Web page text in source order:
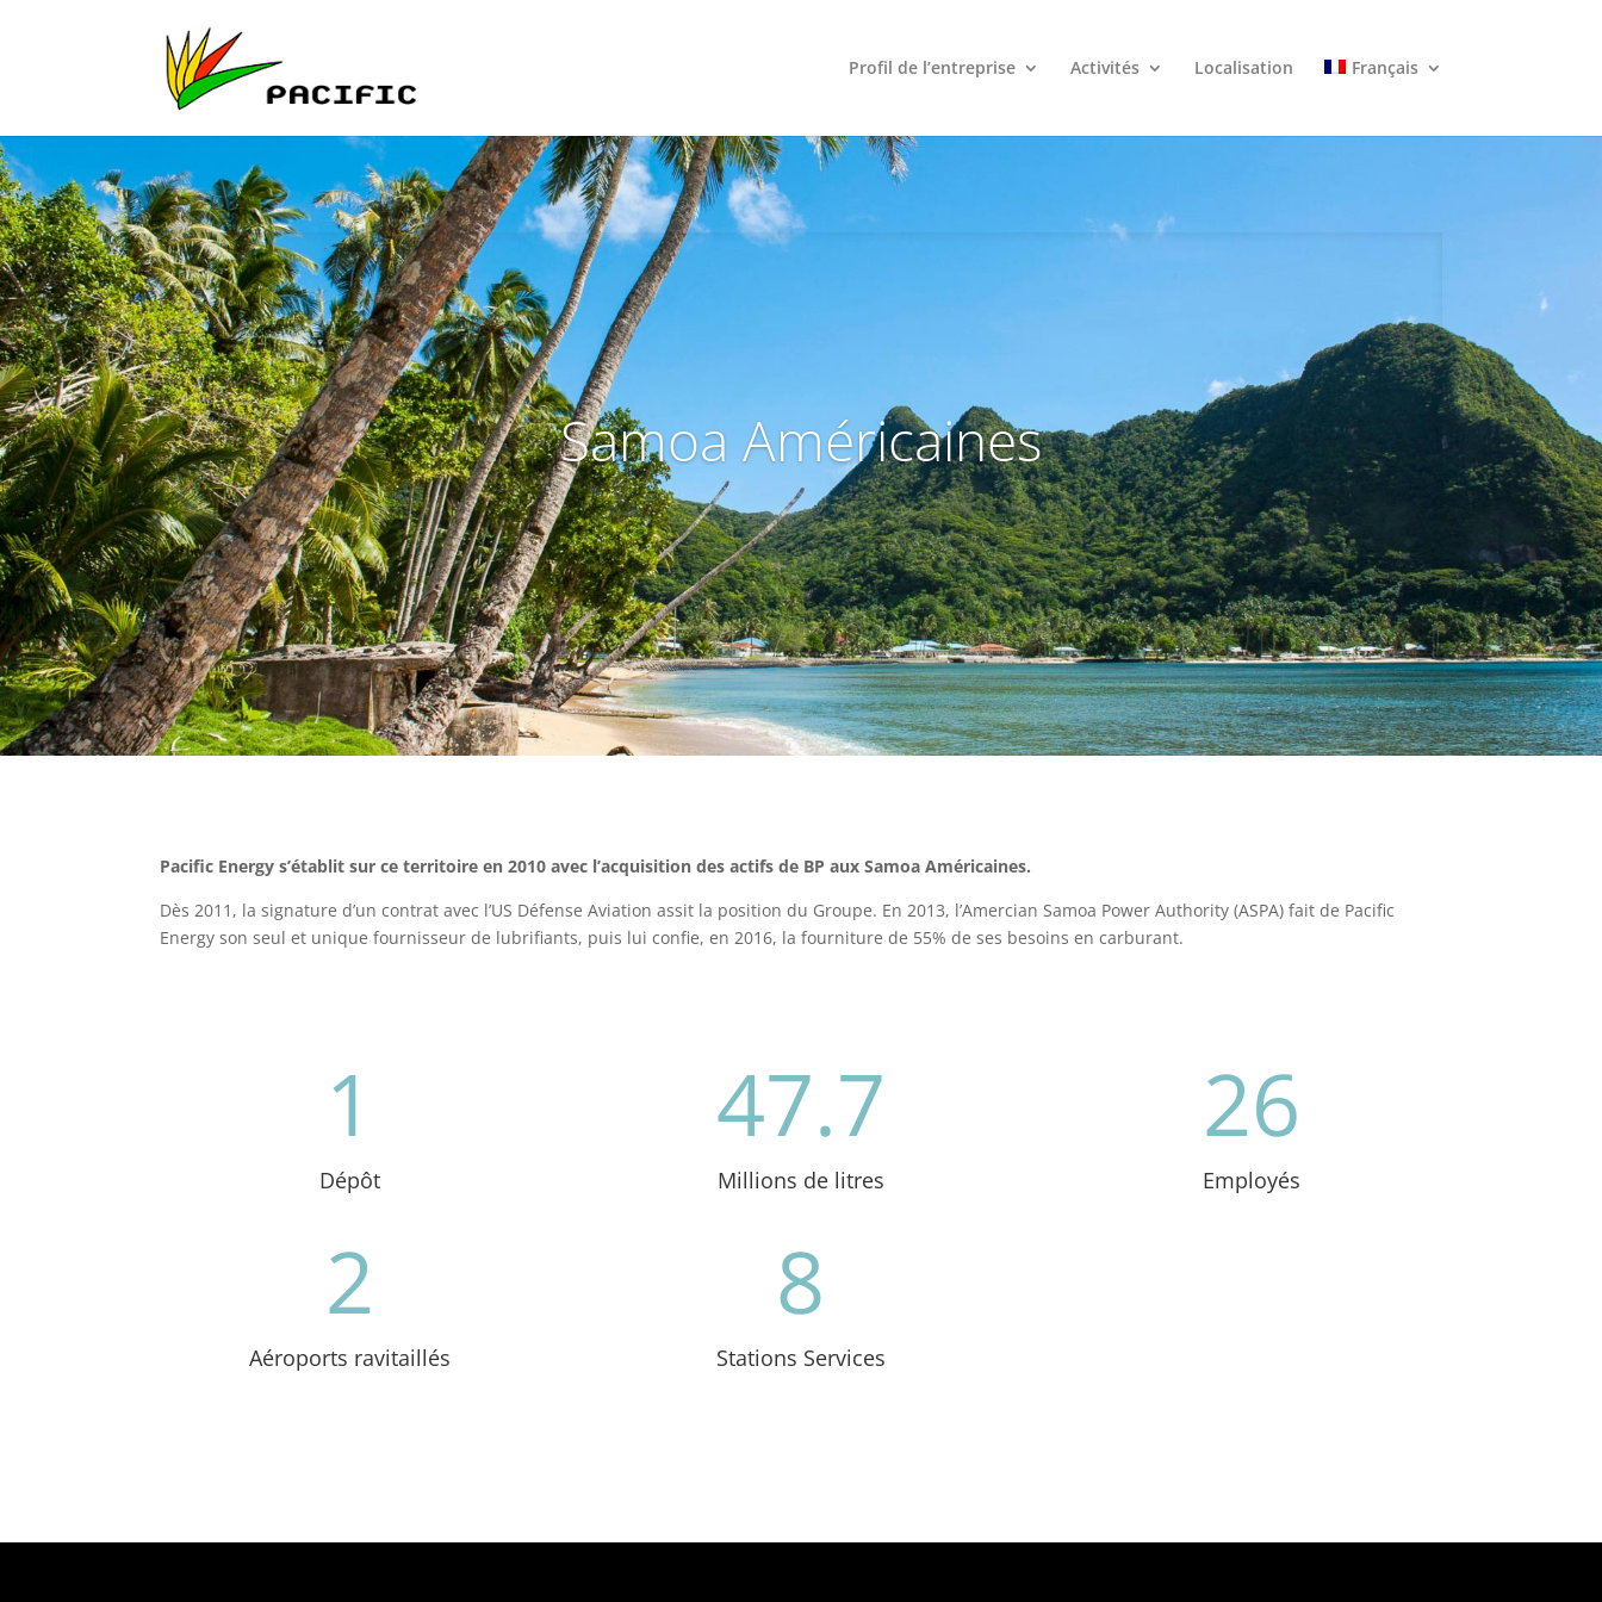
Profil de l’entreprise Activités Localisation Français
Samoa Américaines
Pacific Energy s’établit sur ce territoire en 2010 avec l’acquisition des actifs de BP aux Samoa Américaines.
Dès 2011, la signature d’un contrat avec l’US Défense Aviation assit la position du Groupe. En 2013, l’Amercian Samoa Power Authority (ASPA) fait de Pacific
Energy son seul et unique fournisseur de lubrifiants, puis lui confie, en 2016, la fourniture de 55% de ses besoins en carburant.
1
Dépôt
2
Aéroports ravitaillés
47.7
Millions de litres
8
Stations Services
26
Employés